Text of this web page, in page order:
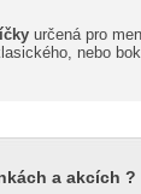
určená pro
nebo
a akcích ?